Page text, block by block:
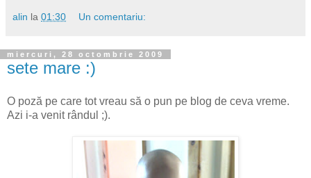
alin la 01:30 Un comentariu:
miercuri, 28 octombrie 2009
sete mare :)
O poză pe care tot vreau să o pun pe blog de ceva vreme.
Azi i-a venit rândul ;).